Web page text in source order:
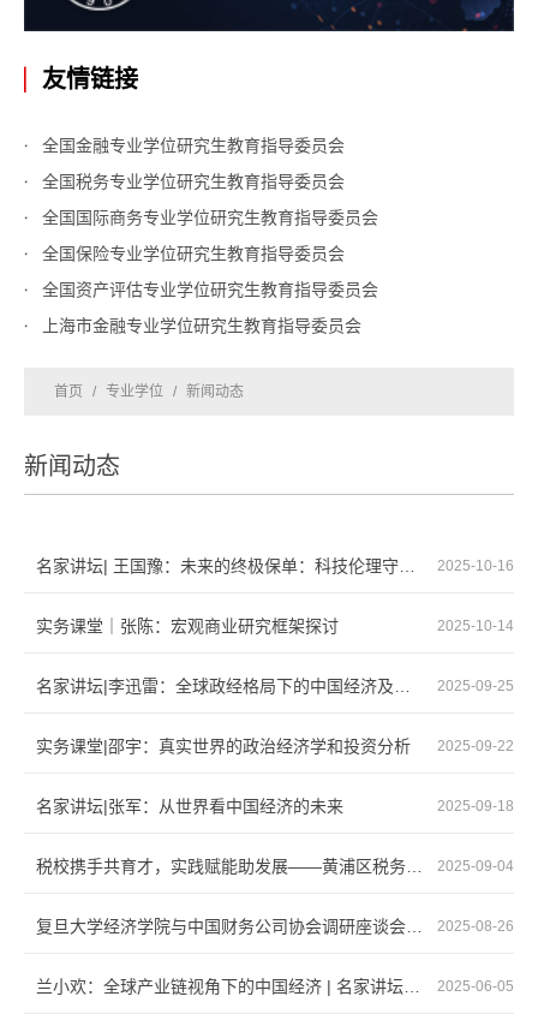
友情链接
全国金融专业学位研究生教育指导委员会
全国税务专业学位研究生教育指导委员会
全国国际商务专业学位研究生教育指导委员会
全国保险专业学位研究生教育指导委员会
全国资产评估专业学位研究生教育指导委员会
上海市金融专业学位研究生教育指导委员会
首页 / 专业学位 / 新闻动态
新闻动态
2025-10-16
名家讲坛| 王国豫：未来的终极保单：科技伦理守护人类文明
2025-10-14
实务课堂｜张陈：宏观商业研究框架探讨
2025-09-25
名家讲坛|李迅雷：全球政经格局下的中国经济及投资机会
2025-09-22
实务课堂|邵宇：真实世界的政治经济学和投资分析
2025-09-18
名家讲坛|张军：从世界看中国经济的未来
2025-09-04
税校携手共育才，实践赋能助发展——黄浦区税务局与复旦大学经济学院联合开展优秀大学生暑期...
2025-08-26
复旦大学经济学院与中国财务公司协会调研座谈会成功举行
2025-06-05
兰小欢：全球产业链视角下的中国经济 | 名家讲坛第100期